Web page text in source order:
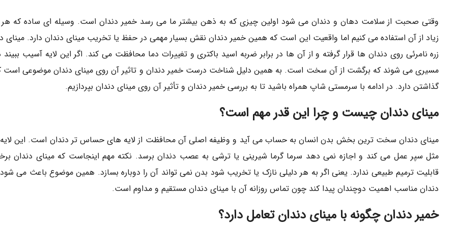
وقتی صحبت از سلامت دهان و دندان می شود اولین چیزی که به ذهن بیشتر ما می رسد خمیر دندان است. وسیله ای ساده که هر
زیاد از آن استفاده می کنیم اما واقعیت این است که همین خمیر دندان نقش بسیار مهمی در حفظ یا تخریب مینای دندان دارد.
زره نامرئی روی دندان ها قرار گرفته و از آن ها در برابر ضربه اسید باکتری و تغییرات دما محافظت می کند. اگر این لایه آسیب ببیند
مسیری می شوند که برگشت از آن سخت است. به همین دلیل شناخت درست خمیر دندان و تاثیر آن روی مینای دندان موضوعی
گذاشتن دارد. در ادامه با سرمستی شاپ همراه باشید تا به بررسی خمیر دندان و تأثیر آن روی مینای دندان بپردازیم.
مینای دندان چیست و چرا این قدر مهم است؟
مینای دندان سخت ترین بخش بدن انسان به حساب می آید و وظیفه اصلی آن محافظت از لایه های حساس تر دندان است. این
مثل سپر عمل می کند و اجازه نمی دهد سرما گرما شیرینی یا ترشی به عصب دندان برسد. نکته مهم اینجاست که مینای دندان
قابلیت ترمیم طبیعی ندارد. یعنی اگر به هر دلیلی نازک یا تخریب شود بدن نمی تواند آن را دوباره بسازد. همین موضوع باعث می
دندان مناسب اهمیت دوچندان پیدا کند چون تماس روزانه آن با مینای دندان مستقیم و مداوم است.
خمیر دندان چگونه با مینای دندان تعامل دارد؟